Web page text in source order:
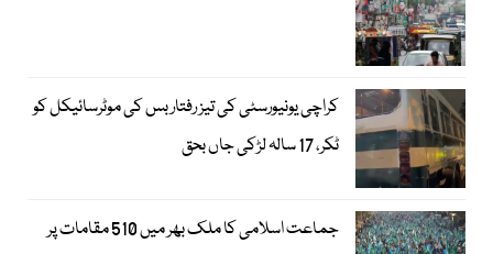
کراچی یونیورسٹی کی تیز رفتار بس کی موٹرسائیکل کو
ٹکر، 17 سالہ لڑکی جاں بحق
جماعت اسلامی کا ملک بھر میں 510 مقامات پر